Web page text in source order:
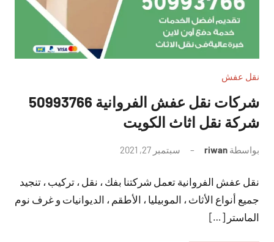
نقل عفش
شركات نقل عفش الفروانية 50993766
شركة نقل اثاث الكويت
بواسطة riwan سبتمبر 27, 2021
تعليقات
نقل عفش الفروانية تعمل شركتنا بفك ، نقل ، تركيب ، تنجيد
جميع أنواع الأثاث ، الموبيليا ، الأطقم ، الديوانيات و غرف نوم
الماستر […]